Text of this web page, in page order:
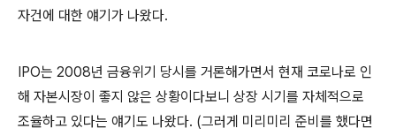
자건에 대한 얘기가 나왔다.
IPO는 2008년 금융위기 당시를 거론해가면서 현재 코로나로 인
해 자본시장이 좋지 않은 상황이다보니 상장 시기를 자체적으로
조율하고 있다는 얘기도 나왔다. (그러게 미리미리 준비를 했다면